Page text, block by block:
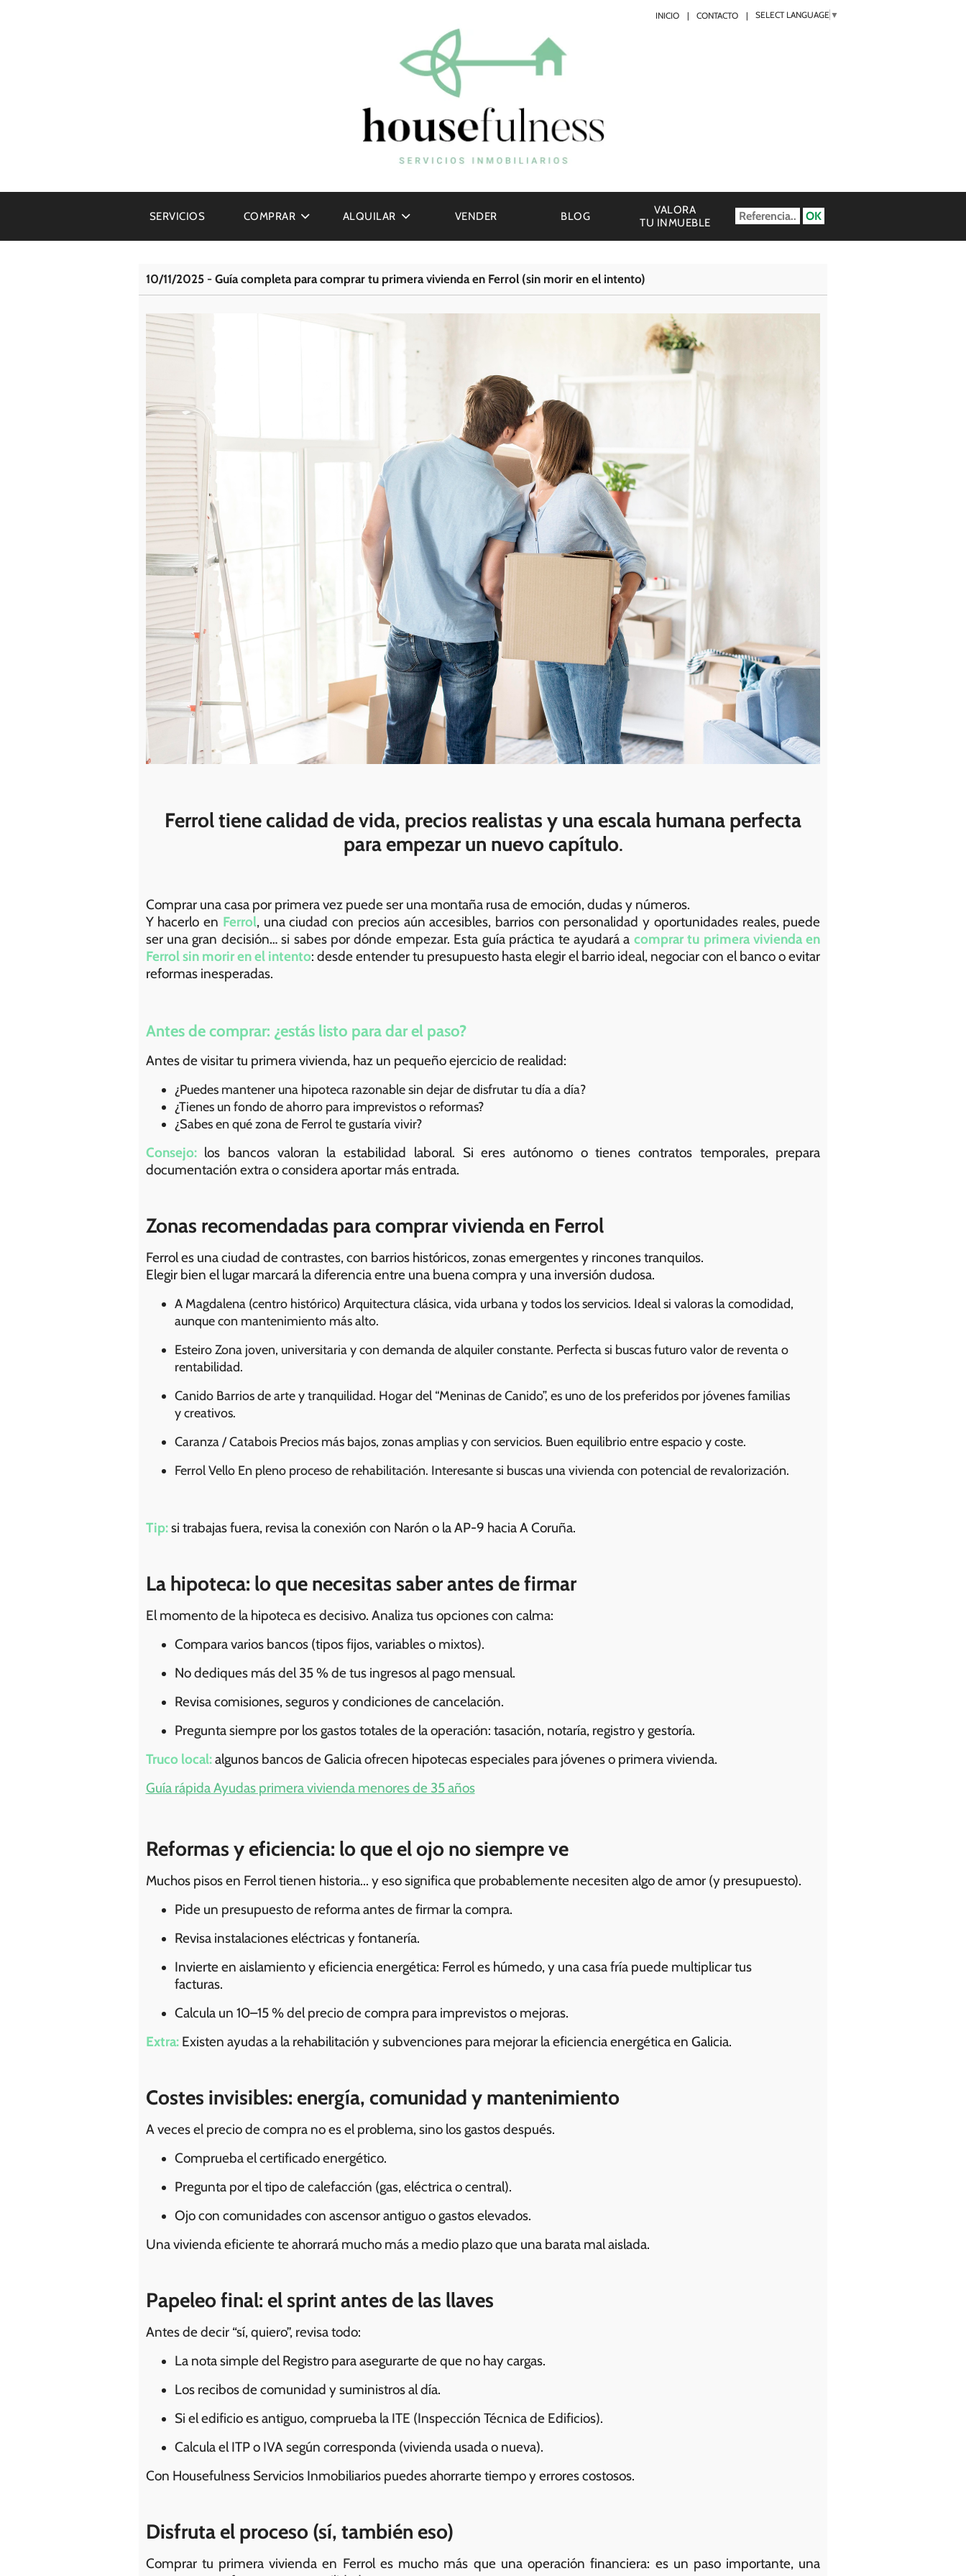
INICIO CONTACTO SELECT LANGUAGE ▼
SERVICIOS COMPRAR ALQUILAR VENDER BLOG
VALORA
TU INMUEBLE
10/11/2025 - Guía completa para comprar tu primera vivienda en Ferrol (sin morir en el intento)
Ferrol tiene calidad de vida, precios realistas y una escala humana perfecta
para empezar un nuevo capítulo.
Comprar una casa por primera vez puede ser una montaña rusa de emoción, dudas y números.
Y hacerlo en Ferrol, una ciudad con precios aún accesibles, barrios con personalidad y oportunidades reales, puede
ser una gran decisión… si sabes por dónde empezar. Esta guía práctica te ayudará a comprar tu primera vivienda en
Ferrol sin morir en el intento: desde entender tu presupuesto hasta elegir el barrio ideal, negociar con el banco o evitar
reformas inesperadas.
Antes de comprar: ¿estás listo para dar el paso?
Antes de visitar tu primera vivienda, haz un pequeño ejercicio de realidad:
¿Puedes mantener una hipoteca razonable sin dejar de disfrutar tu día a día?
¿Tienes un fondo de ahorro para imprevistos o reformas?
¿Sabes en qué zona de Ferrol te gustaría vivir?
Consejo:los bancos valoran la estabilidad laboral. Si eres autónomo o tienes contratos temporales, prepara
documentación extra o considera aportar más entrada.
Zonas recomendadas para comprar vivienda en Ferrol
Ferrol es una ciudad de contrastes, con barrios históricos, zonas emergentes y rincones tranquilos.
Elegir bien el lugar marcará la diferencia entre una buena compra y una inversión dudosa.
A Magdalena (centro histórico) Arquitectura clásica, vida urbana y todos los servicios. Ideal si valoras la comodidad,
aunque con mantenimiento más alto.
Esteiro Zona joven, universitaria y con demanda de alquiler constante. Perfecta si buscas futuro valor de reventa o
rentabilidad.
Canido Barrios de arte y tranquilidad. Hogar del “Meninas de Canido”, es uno de los preferidos por jóvenes familias
y creativos.
Caranza / Catabois Precios más bajos, zonas amplias y con servicios. Buen equilibrio entre espacio y coste.
Ferrol Vello En pleno proceso de rehabilitación. Interesante si buscas una vivienda con potencial de revalorización.
Tip:si trabajas fuera, revisa la conexión con Narón o la AP-9 hacia A Coruña.
La hipoteca: lo que necesitas saber antes de firmar
El momento de la hipoteca es decisivo. Analiza tus opciones con calma:
Compara varios bancos (tipos fijos, variables o mixtos).
No dediques más del 35 % de tus ingresos al pago mensual.
Revisa comisiones, seguros y condiciones de cancelación.
Pregunta siempre por los gastos totales de la operación: tasación, notaría, registro y gestoría.
Truco local:algunos bancos de Galicia ofrecen hipotecas especiales para jóvenes o primera vivienda.
Guía rápida Ayudas primera vivienda menores de 35 años
Reformas y eficiencia: lo que el ojo no siempre ve
Muchos pisos en Ferrol tienen historia... y eso significa que probablemente necesiten algo de amor (y presupuesto).
Pide un presupuesto de reforma antes de firmar la compra.
Revisa instalaciones eléctricas y fontanería.
Invierte en aislamiento y eficiencia energética: Ferrol es húmedo, y una casa fría puede multiplicar tus
facturas.
Calcula un 10–15 % del precio de compra para imprevistos o mejoras.
Extra:Existen ayudas a la rehabilitación y subvenciones para mejorar la eficiencia energética en Galicia.
Costes invisibles: energía, comunidad y mantenimiento
A veces el precio de compra no es el problema, sino los gastos después.
Comprueba el certificado energético.
Pregunta por el tipo de calefacción (gas, eléctrica o central).
Ojo con comunidades con ascensor antiguo o gastos elevados.
Una vivienda eficiente te ahorrará mucho más a medio plazo que una barata mal aislada.
Papeleo final: el sprint antes de las llaves
Antes de decir “sí, quiero”, revisa todo:
La nota simple del Registro para asegurarte de que no hay cargas.
Los recibos de comunidad y suministros al día.
Si el edificio es antiguo, comprueba la ITE (Inspección Técnica de Edificios).
Calcula el ITP o IVA según corresponda (vivienda usada o nueva).
Con Housefulness Servicios Inmobiliarios puedes ahorrarte tiempo y errores costosos.
Disfruta el proceso (sí, también eso)
Comprar tu primera vivienda en Ferrol es mucho más que una operación financiera: es un paso importante, una